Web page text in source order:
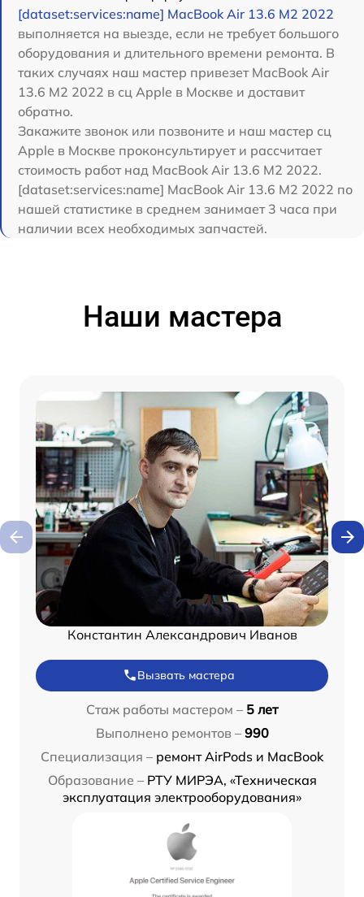
[dataset:services:name] MacBook Air 13.6 M2 2022
выполняется на выезде, если не требует большого
оборудования и длительного времени ремонта. В
таких случаях наш мастер привезет MacBook Air
13.6 M2 2022 в сц Apple в Москве и доставит
обратно.
Закажите звонок или позвоните и наш мастер сц
Apple в Москве проконсультирует и рассчитает
стоимость работ над MacBook Air 13.6 M2 2022.
[dataset:services:name] MacBook Air 13.6 M2 2022 по
нашей статистике в среднем занимает 3 часа при
наличии всех необходимых запчастей.
Наши мастера
Константин Александрович Иванов
Вызвать мастера
Стаж работы мастером – 5 лет
Выполнено ремонтов – 990
Специализация – ремонт AirPods и MacBook
Образование – РТУ МИРЭА, «Техническая
эксплуатация электрооборудования»